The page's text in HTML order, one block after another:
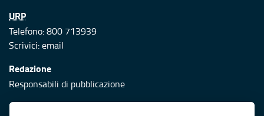
URP
Telefono: 800 713939
Scrivici:email
Redazione
Responsabili di pubblicazione
Protezione civile